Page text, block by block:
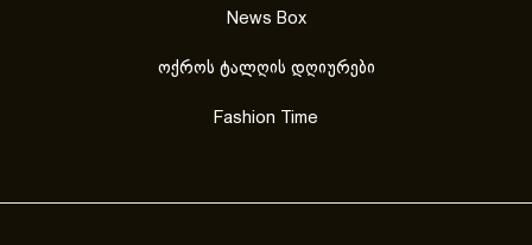
News Box
ოქროს ტალღის დღიურები
Fashion Time